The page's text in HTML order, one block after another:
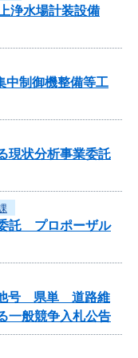
浄水場計装設備
中制御機整備等工
現状分析事業委託
託 プロポーザル
他号 県単 道路維
一般競争入札公告